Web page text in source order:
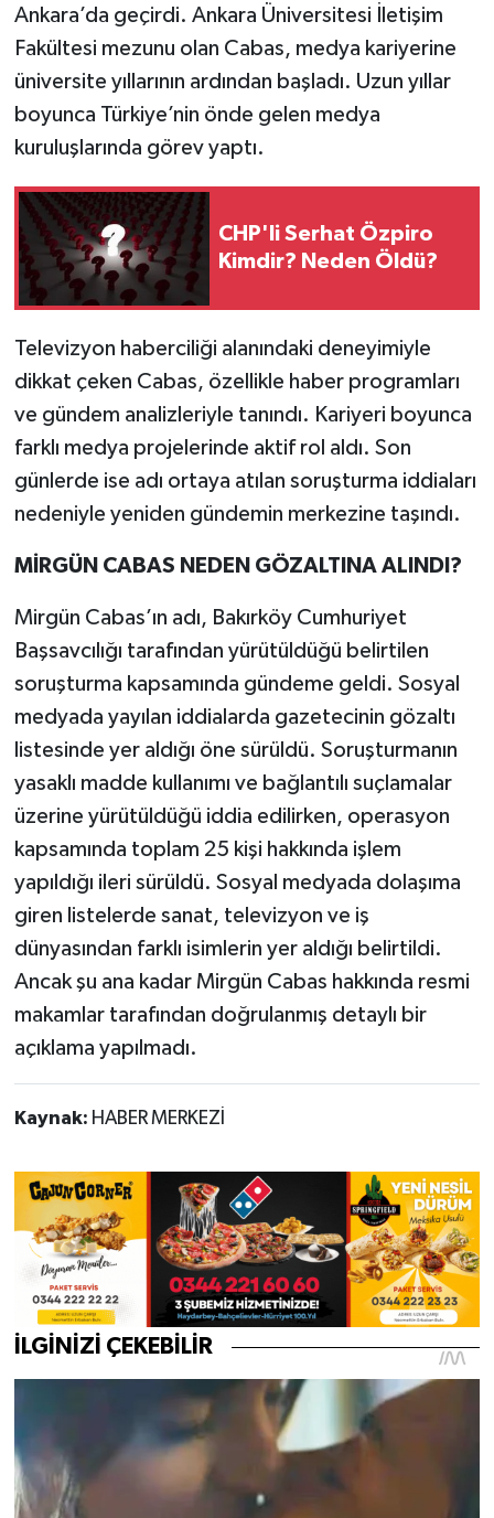
Ankara’da geçirdi. Ankara Üniversitesi İletişim
Fakültesi mezunu olan Cabas, medya kariyerine
üniversite yıllarının ardından başladı. Uzun yıllar
boyunca Türkiye’nin önde gelen medya
kuruluşlarında görev yaptı.
CHP'li Serhat Özpiro
Kimdir? Neden Öldü?
Televizyon haberciliği alanındaki deneyimiyle
dikkat çeken Cabas, özellikle haber programları
ve gündem analizleriyle tanındı. Kariyeri boyunca
farklı medya projelerinde aktif rol aldı. Son
günlerde ise adı ortaya atılan soruşturma iddiaları
nedeniyle yeniden gündemin merkezine taşındı.
MİRGÜN CABAS NEDEN GÖZALTINA ALINDI?
Mirgün Cabas’ın adı, Bakırköy Cumhuriyet
Başsavcılığı tarafından yürütüldüğü belirtilen
soruşturma kapsamında gündeme geldi. Sosyal
medyada yayılan iddialarda gazetecinin gözaltı
listesinde yer aldığı öne sürüldü. Soruşturmanın
yasaklı madde kullanımı ve bağlantılı suçlamalar
üzerine yürütüldüğü iddia edilirken, operasyon
kapsamında toplam 25 kişi hakkında işlem
yapıldığı ileri sürüldü. Sosyal medyada dolaşıma
giren listelerde sanat, televizyon ve iş
dünyasından farklı isimlerin yer aldığı belirtildi.
Ancak şu ana kadar Mirgün Cabas hakkında resmi
makamlar tarafından doğrulanmış detaylı bir
açıklama yapılmadı.
Kaynak: HABER MERKEZİ